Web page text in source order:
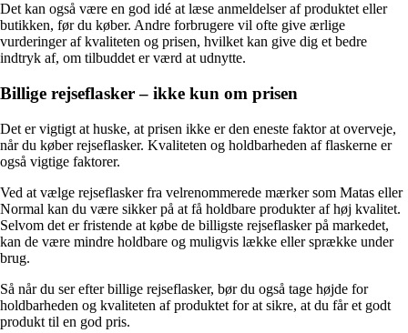
Det kan også være en god idé at læse anmeldelser af produktet eller
butikken, før du køber. Andre forbrugere vil ofte give ærlige
vurderinger af kvaliteten og prisen, hvilket kan give dig et bedre
indtryk af, om tilbuddet er værd at udnytte.
Billige rejseflasker – ikke kun om prisen
Det er vigtigt at huske, at prisen ikke er den eneste faktor at overveje,
når du køber rejseflasker. Kvaliteten og holdbarheden af flaskerne er
også vigtige faktorer.
Ved at vælge rejseflasker fra velrenommerede mærker som Matas eller
Normal kan du være sikker på at få holdbare produkter af høj kvalitet.
Selvom det er fristende at købe de billigste rejseflasker på markedet,
kan de være mindre holdbare og muligvis lække eller sprække under
brug.
Så når du ser efter billige rejseflasker, bør du også tage højde for
holdbarheden og kvaliteten af produktet for at sikre, at du får et godt
produkt til en god pris.